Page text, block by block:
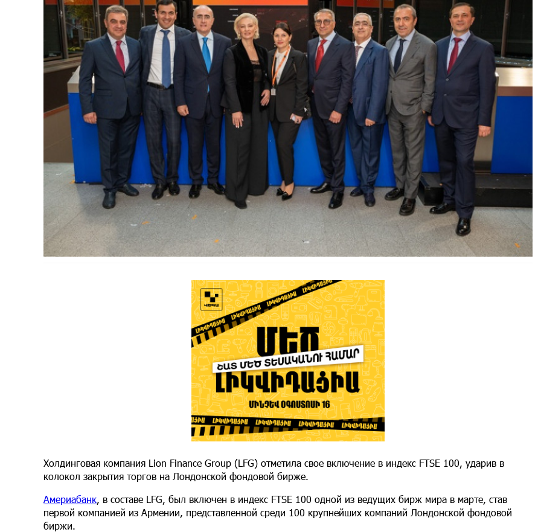
Холдинговая компания Lion Finance Group (LFG) отметила свое включение в индекс FTSE 100, ударив в
колокол закрытия торгов на Лондонской фондовой бирже.
Америабанк, в составе LFG, был включен в индекс FTSE 100 одной из ведущих бирж мира в марте, став
первой компанией из Армении, представленной среди 100 крупнейших компаний Лондонской фондовой
биржи.